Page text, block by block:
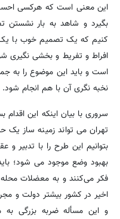
این معنی است که هرکسی
بگیرد و شاهد به بار نشستن
کنیم که یک تصمیم خوب با یک
افراط و تفریط و بخشی نگیری
است و باید این موضوع را به
نخبه نگری آن با هم انجام شود.
سروری با بیان اینکه این
تهران می تواند زمینه ساز یک
بتوانیم این طرح را با تدبیر و
بهبود وضع موجود می شود؛
فکر می‌کنند و به معضلات
اخیر در کشور بیشتر دولت و
و این مسأله ضربه بزرگی